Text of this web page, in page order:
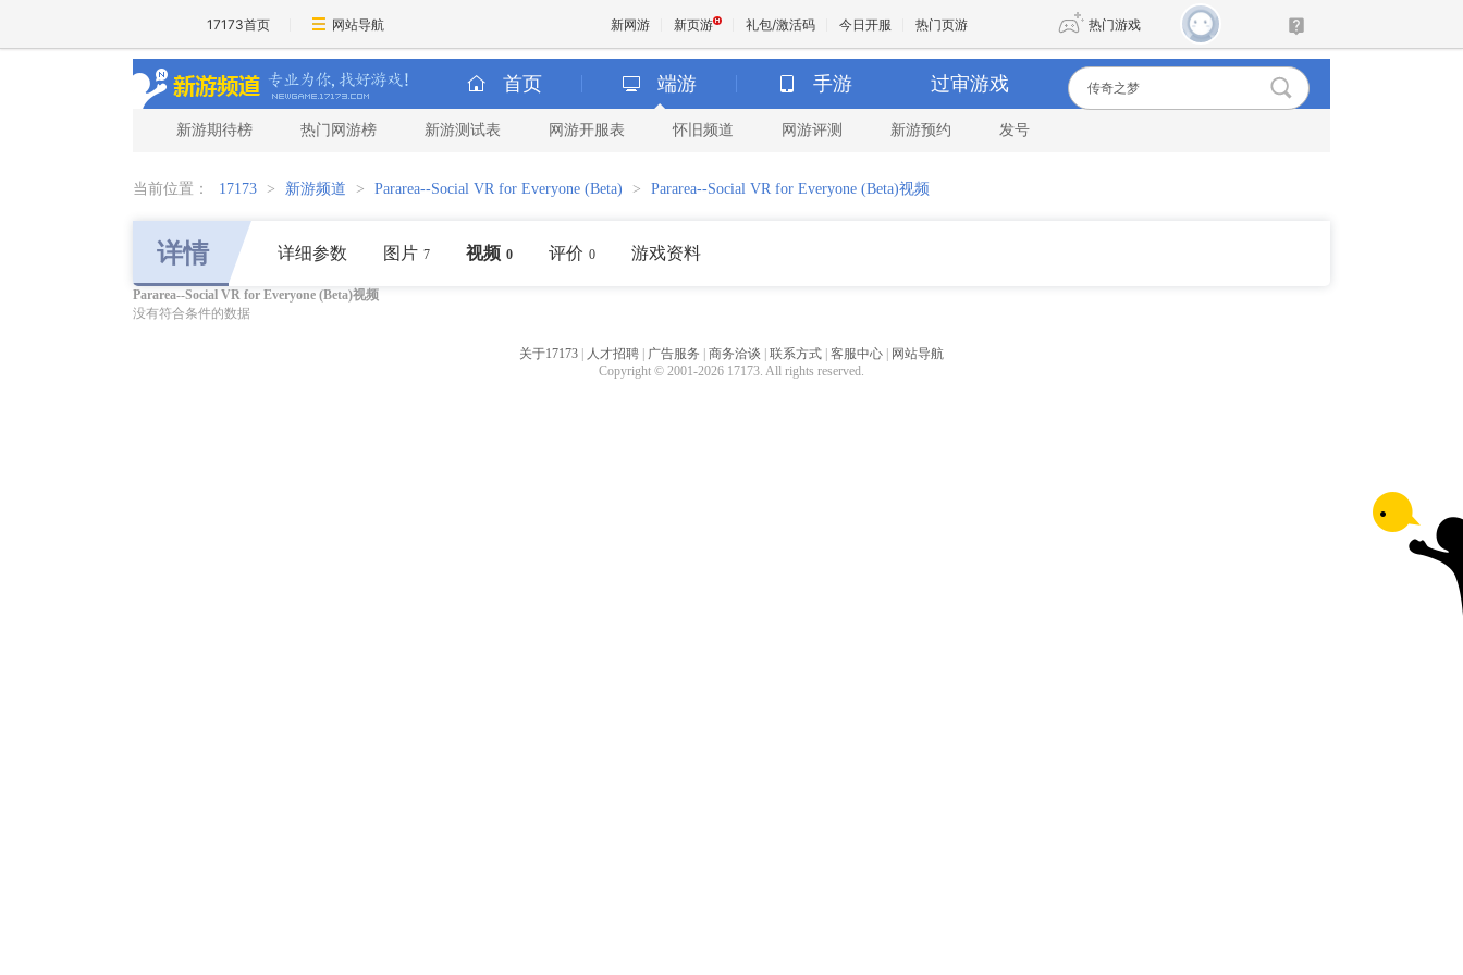
17173首页 网站导航 新网游 新页游 礼包/激活码 今日开服 热门页游 热门游戏
魔兽 DNF
首页 端游 手游 过审游戏
新游期待榜 热门网游榜 新游测试表 网游开服表 怀旧频道 网游评测 新游预约 发号
当前位置： 17173 > 新游频道 > Pararea--Social VR for Everyone (Beta) > Pararea--Social VR for Everyone (Beta)视频
详情 详细参数 图片 7 视频 0 评价 0 游戏资料
Pararea--Social VR for Everyone (Beta)视频
没有符合条件的数据
关于17173 人才招聘 广告服务 商务洽谈 联系方式 客服中心
网站导航
Copyright © 2001-2026 17173. All rights reserved.